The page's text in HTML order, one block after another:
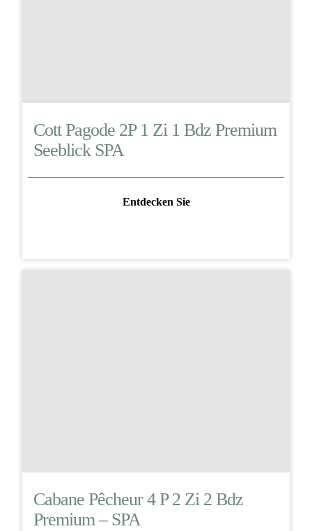
Cott Pagode 2P 1 Zi 1 Bdz Premium
Seeblick SPA
Entdecken Sie
Cabane Pêcheur 4 P 2 Zi 2 Bdz
Premium – SPA